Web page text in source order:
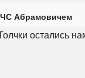
Абрамовичем